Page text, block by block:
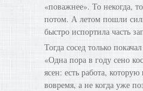
«поважнее». То некогда,
потом. А летом пошли
быстро испортила часть
Тогда сосед только
«Одна пора в году сено
ясен: есть работа,
вовремя, а не когда уже